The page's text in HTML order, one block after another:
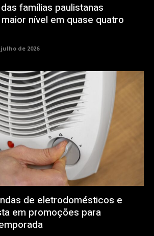
famílias paulistanas
nível em quase quatro
julho de 2026
de eletrodomésticos e
em promoções para